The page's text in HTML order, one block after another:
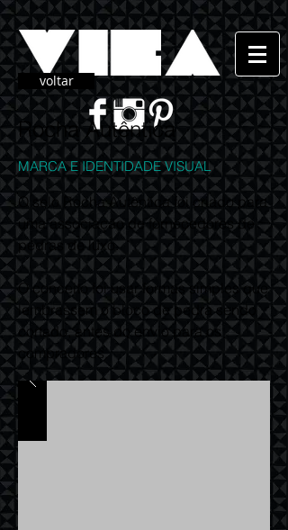
voltar
Rocha Autêntica
MARCA E IDENTIDADE VISUAL
O selo Rocha Autêntica foi criado para
uma associação de fornecedores de
pedras de luxo.
O conceito foi usar formas simples que
lembrassem o bloco de pedra sendo
cortado, antes do envio para os
compradores.